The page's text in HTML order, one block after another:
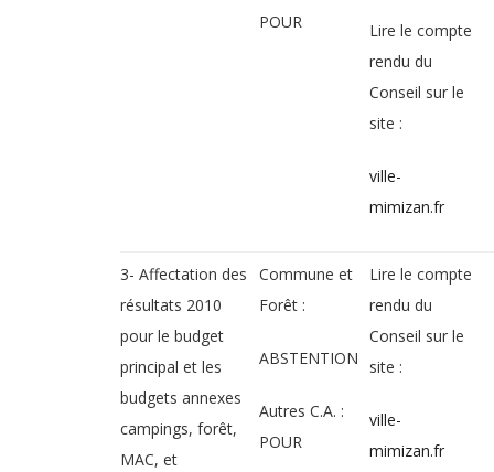
POUR
Lire le compte
rendu du
Conseil sur le
site :
ville-
mimizan.fr
3- Affectation des
résultats 2010
pour le budget
principal et les
budgets annexes
campings, forêt,
MAC, et
Commune et
Forêt :
ABSTENTION
Autres C.A. :
POUR
Lire le compte
rendu du
Conseil sur le
site :
ville-
mimizan.fr